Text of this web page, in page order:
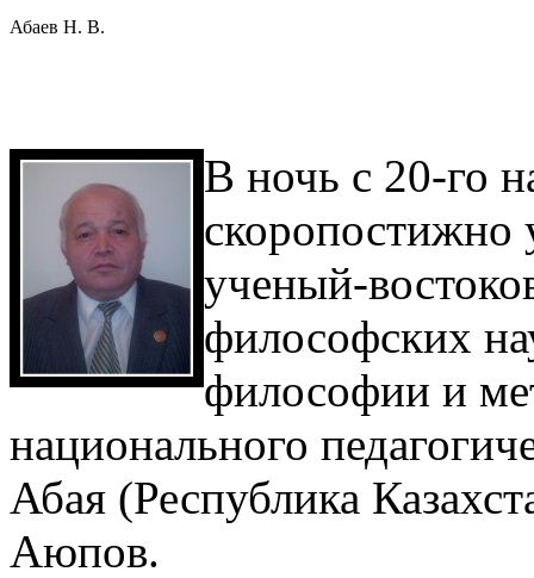
Абаев Н. В.
В ночь с 20-го
ученый-
философских
философии и
национального
Абая (Республика
Аюпов.